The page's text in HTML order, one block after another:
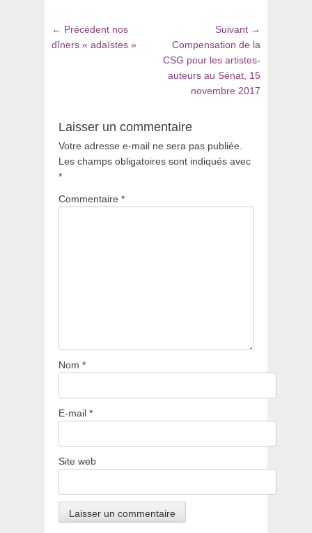
Navigation
de
← Précédent Article
précédent
nos
dîners « adaïstes »
Suivant →
Compensation de la
CSG pour les artistes-
auteurs au Sénat, 15
novembre 2017
Laisser un commentaire
Votre adresse e-mail ne sera pas publiée.
Les champs obligatoires sont indiqués avec
*
Commentaire *
Nom *
E-mail *
Site web